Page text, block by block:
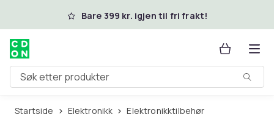
Hopp til hovedinnholdBare 399 kr. igjen til fri frakt!
Søk etter produkter
Startside Elektronikk Elektronikktilbehør